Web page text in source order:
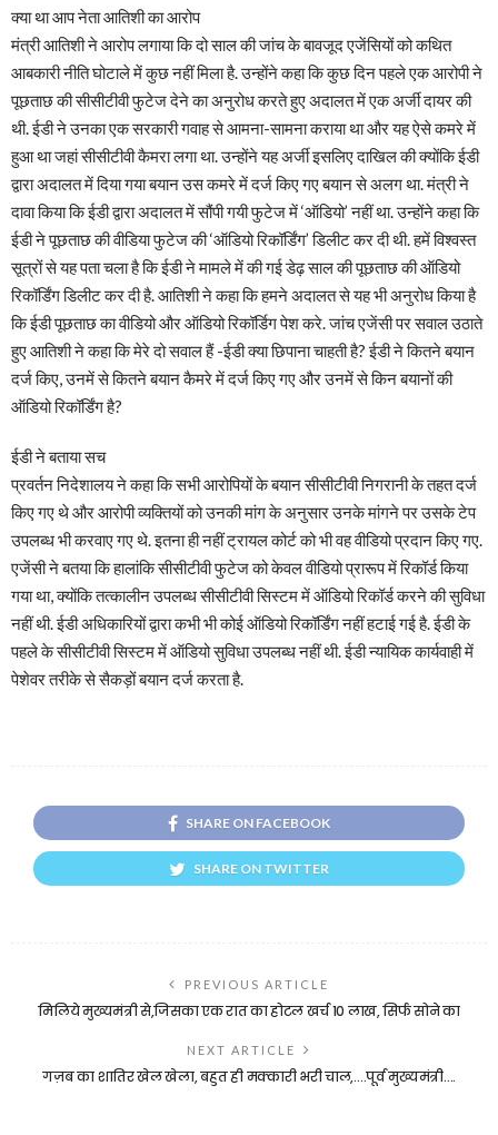
क्‍या था आप नेता आत‍िशी का आरोप
मंत्री आत‍िशी ने आरोप लगाया कि दो साल की जांच के बावजूद एजेंसियों को कथित
आबकारी नीति घोटाले में कुछ नहीं मिला है. उन्होंने कहा क‍ि कुछ दिन पहले एक आरोपी ने
पूछताछ की सीसीटीवी फुटेज देने का अनुरोध करते हुए अदालत में एक अर्जी दायर की
थी. ईडी ने उनका एक सरकारी गवाह से आमना-सामना कराया था और यह ऐसे कमरे में
हुआ था जहां सीसीटीवी कैमरा लगा था. उन्होंने यह अर्जी इसलिए दाखिल की क्योंकि ईडी
द्वारा अदालत में दिया गया बयान उस कमरे में दर्ज किए गए बयान से अलग था. मंत्री ने
दावा किया कि ईडी द्वारा अदालत में सौंपी गयी फुटेज में ‘ऑडियो’ नहीं था. उन्होंने कहा क‍ि
ईडी ने पूछताछ की वीडिया फुटेज की ‘ऑडियो रिकॉर्डिंग’ डिलीट कर दी थी. हमें विश्वस्त
सूत्रों से यह पता चला है कि ईडी ने मामले में की गई डेढ़ साल की पूछताछ की ऑडियो
रिकॉर्डिंग डिलीट कर दी है. आतिशी ने कहा क‍ि हमने अदालत से यह भी अनुरोध किया है
कि ईडी पूछताछ का वीडियो और ऑडियो रिकॉर्डिग पेश करे. जांच एजेंसी पर सवाल उठाते
हुए आतिशी ने कहा क‍ि मेरे दो सवाल हैं -ईडी क्या छिपाना चाहती है? ईडी ने कितने बयान
दर्ज किए, उनमें से कितने बयान कैमरे में दर्ज किए गए और उनमें से किन बयानों की
ऑडियो रिकॉर्डिंग है?
ईडी ने बताया सच
प्रवर्तन न‍िदेशालय ने कहा क‍ि सभी आरोप‍ियों के बयान सीसीटीवी निगरानी के तहत दर्ज
किए गए थे और आरोपी व्यक्तियों को उनकी मांग के अनुसार उनके मांगने पर उसके टेप
उपलब्‍ध भी करवाए गए थे. इतना ही नहीं ट्रायल कोर्ट को भी वह वीड‍ियो प्रदान किए गए.
एजेंसी ने बतया क‍ि हालांकि सीसीटीवी फुटेज को केवल वीडियो प्रारूप में रिकॉर्ड किया
गया था, क्योंकि तत्कालीन उपलब्ध सीसीटीवी सिस्टम में ऑडियो रिकॉर्ड करने की सुविधा
नहीं थी. ईडी अधिकारियों द्वारा कभी भी कोई ऑडियो रिकॉर्डिंग नहीं हटाई गई है. ईडी के
पहले के सीसीटीवी सिस्टम में ऑडियो सुविधा उपलब्ध नहीं थी. ईडी न्यायिक कार्यवाही में
पेशेवर तरीके से सैकड़ों बयान दर्ज करता है.
SHARE ON FACEBOOK
SHARE ON TWITTER
PREVIOUS ARTICLE
मिलिये मुख्यमंत्री से,जिसका एक रात का होटल खर्च 10 लाख, सिर्फ सोने का
NEXT ARTICLE
गज़ब का शातिर खेल खेला, बहुत ही मक्कारी भरी चाल,….पूर्व मुख्यमंत्री….